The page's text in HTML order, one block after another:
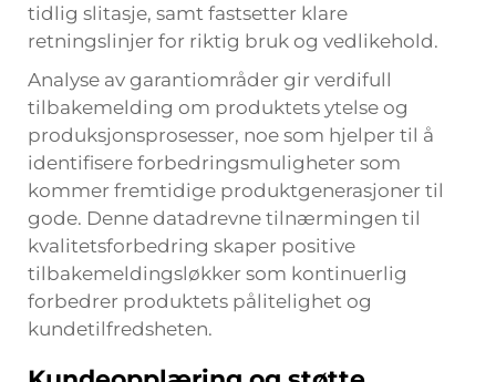
tidlig slitasje, samt fastsetter klare
retningslinjer for riktig bruk og vedlikehold.
Analyse av garantiområder gir verdifull
tilbakemelding om produktets ytelse og
produksjonsprosesser, noe som hjelper til å
identifisere forbedringsmuligheter som
kommer fremtidige produktgenerasjoner til
gode. Denne datadrevne tilnærmingen til
kvalitetsforbedring skaper positive
tilbakemeldingsløkker som kontinuerlig
forbedrer produktets pålitelighet og
kundetilfredsheten.